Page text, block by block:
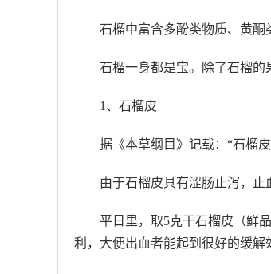
石榴中富含多酚类物质、黄酮
石榴一身都是宝。除了石榴的
1、石榴皮
据《本草纲目》记载：“石榴
由于石榴皮具有涩肠止泻，止
平日里，取5克干石榴皮（鲜
利，大便出血者能起到很好的缓解